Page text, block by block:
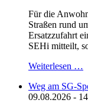
Für die
Straßen rund
Ersatzzufahrt
SEHi mitteilt,
Weiterlesen …
Weg am SG-
09.08.2026 -